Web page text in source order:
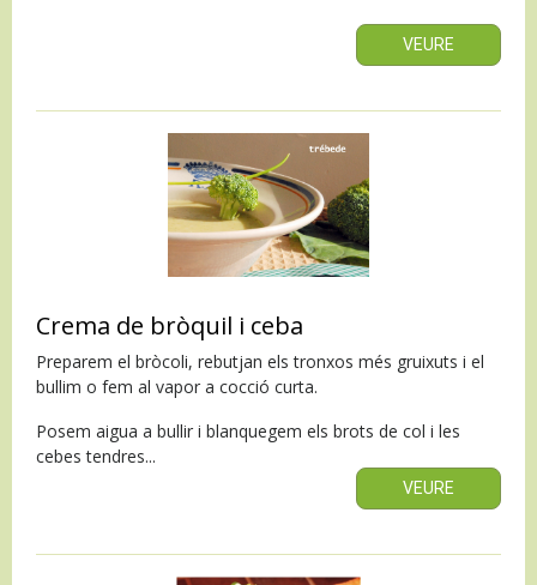
VEURE
Crema de bròquil i ceba
Preparem el bròcoli, rebutjan els tronxos més gruixuts i el
bullim o fem al vapor a cocció curta.
Posem aigua a bullir i blanquegem els brots de col i les
cebes tendres...
VEURE